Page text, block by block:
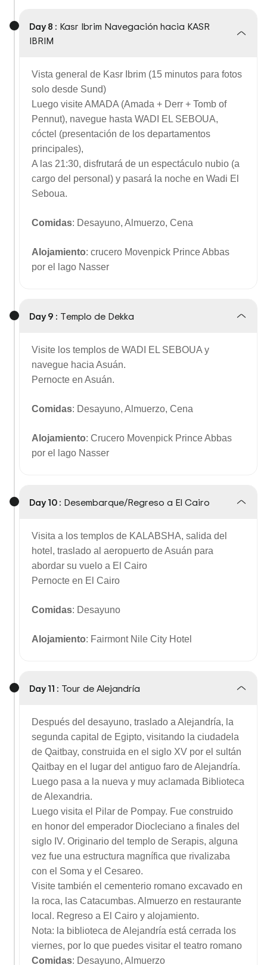
Day 8 : Kasr Ibrim Navegación hacia KASR
IBRIM
Vista general de Kasr Ibrim (15 minutos para fotos
solo desde Sund)
Luego visite AMADA (Amada + Derr + Tomb of
Pennut), navegue hasta WADI EL SEBOUA,
cóctel (presentación de los departamentos
principales),
A las 21:30, disfrutará de un espectáculo nubio (a
cargo del personal) y pasará la noche en Wadi El
Seboua.
Comidas: Desayuno, Almuerzo, Cena
Alojamiento: crucero Movenpick Prince Abbas
por el lago Nasser
Day 9 : Templo de Dekka
Visite los templos de WADI EL SEBOUA y
navegue hacia Asuán.
Pernocte en Asuán.
Comidas: Desayuno, Almuerzo, Cena
Alojamiento: Crucero Movenpick Prince Abbas
por el lago Nasser
Day 10 : Desembarque/Regreso a El Cairo
Visita a los templos de KALABSHA, salida del
hotel, traslado al aeropuerto de Asuán para
abordar su vuelo a El Cairo
Pernocte en El Cairo
Comidas: Desayuno
Alojamiento: Fairmont Nile City Hotel
Day 11 : Tour de Alejandría
Después del desayuno, traslado a Alejandría, la
segunda capital de Egipto, visitando la ciudadela
de Qaitbay, construida en el siglo XV por el sultán
Qaitbay en el lugar del antiguo faro de Alejandría.
Luego pasa a la nueva y muy aclamada Biblioteca
de Alexandria.
Luego visita el Pilar de Pompay. Fue construido
en honor del emperador Diocleciano a finales del
siglo IV. Originario del templo de Serapis, alguna
vez fue una estructura magnífica que rivalizaba
con el Soma y el Cesareo.
Visite también el cementerio romano excavado en
la roca, las Catacumbas. Almuerzo en restaurante
local. Regreso a El Cairo y alojamiento.
Nota: la biblioteca de Alejandría está cerrada los
viernes, por lo que puedes visitar el teatro romano
Comidas: Desayuno, Almuerzo